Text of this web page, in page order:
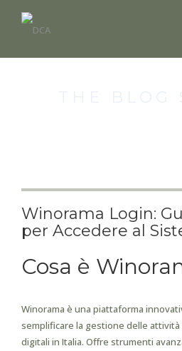
Winorama Login:
per Accedere al
Cosa è
Winorama è una piattaforma
semplificare la gestione delle
digitali in Italia. Offre strumenti